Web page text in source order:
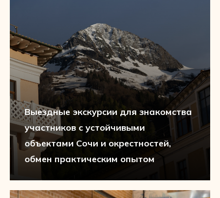
Выездные экскурсии для знакомства
участников с устойчивыми
объектами Сочи и окрестностей,
обмен практическим опытом